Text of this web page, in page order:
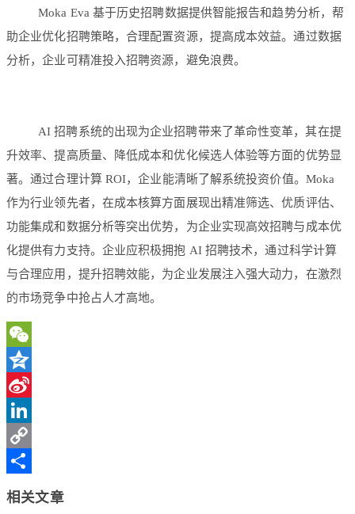
Moka Eva 基于历史招聘数据提供智能报告和趋势分析，帮
助企业优化招聘策略，合理配置资源，提高成本效益。通过数据
分析，企业可精准投入招聘资源，避免浪费。
AI 招聘系统的出现为企业招聘带来了革命性变革，其在提
升效率、提高质量、降低成本和优化候选人体验等方面的优势显
著。通过合理计算 ROI，企业能清晰了解系统投资价值。Moka
作为行业领先者，在成本核算方面展现出精准筛选、优质评估、
功能集成和数据分析等突出优势，为企业实现高效招聘与成本优
化提供有力支持。企业应积极拥抱 AI 招聘技术，通过科学计算
与合理应用，提升招聘效能，为企业发展注入强大动力，在激烈
的市场竞争中抢占人才高地。
WeChat
Qzone
Sina
Weibo
LinkedIn
Copy
相关文章